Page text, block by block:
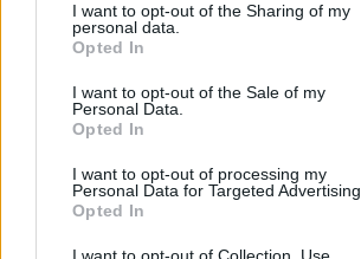
I want to opt-out of the Sharing of my
personal data.
Opted In
I want to opt-out of the Sale of my
Personal Data.
Opted In
I want to opt-out of processing my
Personal Data for Targeted Advertising.
Opted In
I want to opt-out of Collection, Use,
Desloratadine
10-02-2026 | Vrouw | 68
desloratadine
Hooikoorts
Effectiviteit
Hoeveelheid bijwerkingen